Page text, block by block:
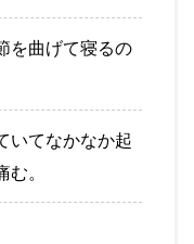
を曲げて寝るの
いてなかなか起
。